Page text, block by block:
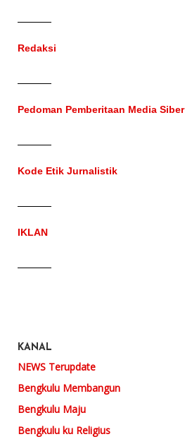
Redaksi
Pedoman Pemberitaan Media Siber
Kode Etik Jurnalistik
IKLAN
KANAL
NEWS Terupdate
Bengkulu Membangun
Bengkulu Maju
Bengkulu ku Religius